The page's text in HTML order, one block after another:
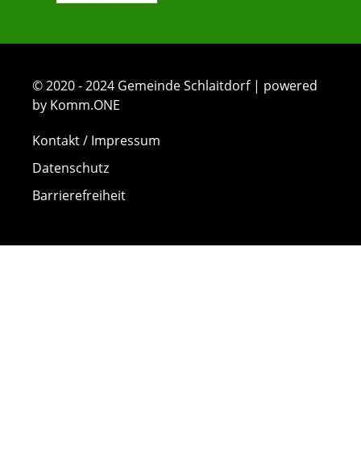
© 2020 - 2024 Gemeinde Schlaitdorf | powered
by Komm.ONE
Kontakt / Impressum
Datenschutz
Barrierefreiheit